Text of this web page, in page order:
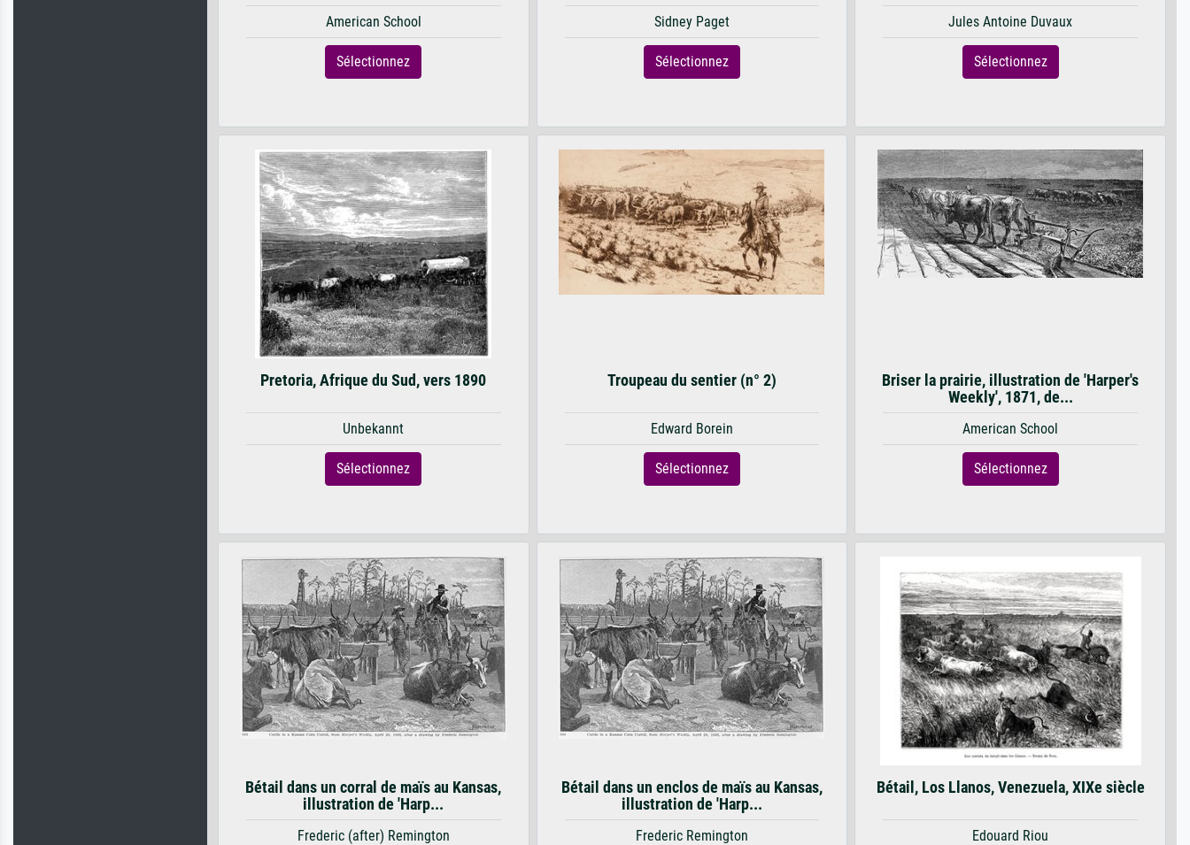
American School
Sélectionnez
Sidney Paget
Sélectionnez
Jules Antoine Duvaux
Sélectionnez
Pretoria, Afrique du Sud, vers 1890
Unbekannt
Sélectionnez
Troupeau du sentier (n° 2)
Edward Borein
Sélectionnez
Briser la prairie, illustration de 'Harper's
Weekly', 1871, de...
American School
Sélectionnez
Bétail dans un corral de maïs au Kansas,
illustration de 'Harp...
Frederic (after) Remington
Bétail dans un enclos de maïs au Kansas,
illustration de 'Harp...
Frederic Remington
Bétail, Los Llanos, Venezuela, XIXe siècle
Edouard Riou